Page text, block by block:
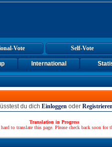
Vote Self-Vote
International
du dich Einloggen oder
Translation in Progress
to translate this page. Please check back soon for